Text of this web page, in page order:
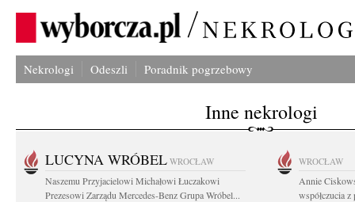
Nekrologi Odeszli Poradnik pogrzebowy
Inne nekrologi
LUCYNA WRÓBEL WROCŁAW
Naszemu Przyjacielowi Michałowi Łuczakowi
Prezesowi Zarządu Mercedes-Benz Grupa Wróbel...
WROCŁAW
Annie
współczucia